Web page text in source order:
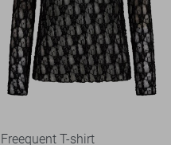
Freequent T-shirt